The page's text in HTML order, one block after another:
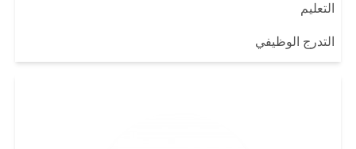
التعليم
التدرج الوظيفي